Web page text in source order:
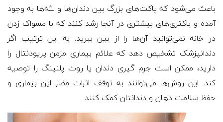
باعث می‌شود که پاکت‌های بزرگ بین دندان‌ها و لثه‌ها به وجود
آمده و باکتری‌های بیشتری در آنجا رشد کنند که با مسواک زدن
در خانه نمی‌توانید آن‌ها را از بین ببرید. به این ترتیب اگر
دندانپزشک تشخیص دهد که علائم بیماری مزمن پریودنتال را
دارید، ممکن است جرم گیری دندان یا روت پلنینگ را توصیه
کند. این روش‌ها می‌توانند به توقف اثرات مضر این بیماری و
حفظ سلامت دهان و دندانتان کمک کنند.